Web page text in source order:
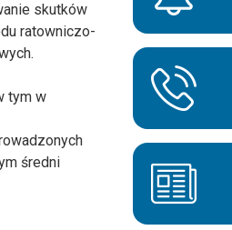
skutków
ratowniczo-
tym w
średni